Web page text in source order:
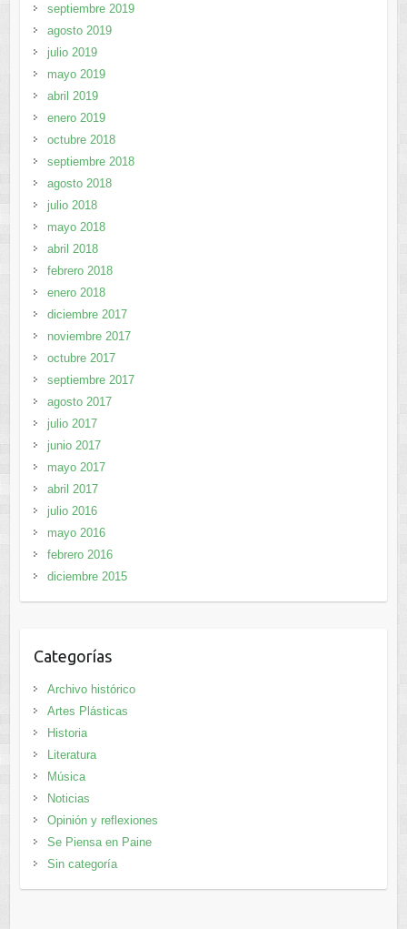
septiembre 2019
agosto 2019
julio 2019
mayo 2019
abril 2019
enero 2019
octubre 2018
septiembre 2018
agosto 2018
julio 2018
mayo 2018
abril 2018
febrero 2018
enero 2018
diciembre 2017
noviembre 2017
octubre 2017
septiembre 2017
agosto 2017
julio 2017
junio 2017
mayo 2017
abril 2017
julio 2016
mayo 2016
febrero 2016
diciembre 2015
Categorías
Archivo histórico
Artes Plásticas
Historia
Literatura
Música
Noticias
Opinión y reflexiones
Se Piensa en Paine
Sin categoría